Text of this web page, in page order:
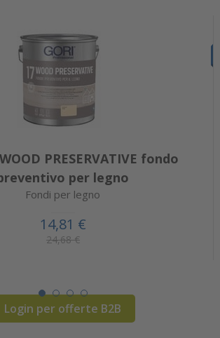
PRESERVATIVE fondo
per legno
Fondi per legno
14,81 €
24,68 €
Login per offerte B2B